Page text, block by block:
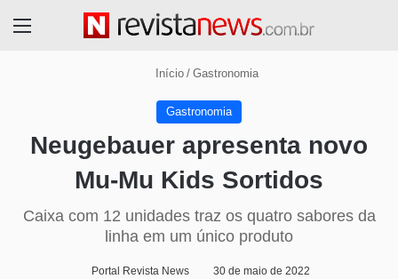
Início / Gastronomia
Gastronomia
Neugebauer apresenta novo
Mu-Mu Kids Sortidos
Caixa com 12 unidades traz os quatro sabores da
linha em um único produto
Portal Revista News 30 de maio de 2022